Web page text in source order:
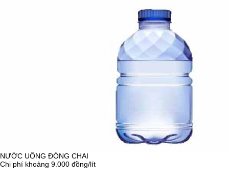
Hiển thị chính xác độ sạch của nước sau lọc giúp người dùng an
NƯỚC UỐNG ĐÓNG CHAI
Chi phí khoảng 9.000 đồng/lít